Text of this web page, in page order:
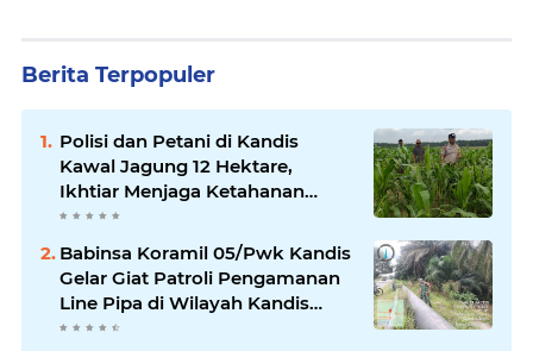
Berita Terpopuler
Polisi dan Petani di Kandis
Kawal Jagung 12 Hektare,
Ikhtiar Menjaga Ketahanan
Pangan
Babinsa Koramil 05/Pwk Kandis
Gelar Giat Patroli Pengamanan
Line Pipa di Wilayah Kandis
Kandis